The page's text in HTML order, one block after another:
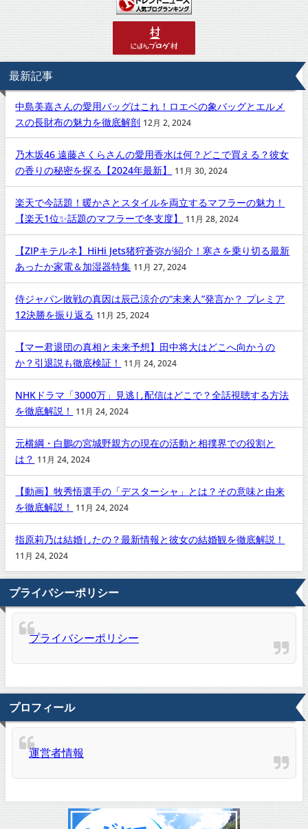
最新記事
中島美嘉さんの愛用バッグはこれ！ロエベの象バッグとエルメ
スの長財布の魅力を徹底解剖 12月 2, 2024
乃木坂46 遠藤さくらさんの愛用香水は何？どこで買える？彼女
の香りの秘密を探る【2024年最新】
11月 30, 2024
楽天で今話題！暖かさとスタイルを両立するマフラーの魅力！
【楽天1位✨話題のマフラーで冬支度】
11月 28, 2024
【ZIPキテルネ】HiHi Jets猪狩蒼弥が紹介！寒さを乗り切る最新
あったか家電＆加湿器特集 11月 27, 2024
侍ジャパン敗戦の真因は辰己涼介の“未来人”発言か？ プレミア
12決勝を振り返る 11月 25, 2024
【マー君退団の真相と未来予想】田中将大はどこへ向かうの
か？引退説も徹底検証！
11月 24, 2024
NHKドラマ「3000万」見逃し配信はどこで？全話視聴する方法
を徹底解説！
11月 24, 2024
元横綱・白鵬の宮城野親方の現在の活動と相撲界での役割と
は？ 11月 24, 2024
【動画】牧秀悟選手の「デスターシャ」とは？その意味と由来
を徹底解説！
11月 24, 2024
指原莉乃は結婚したの？最新情報と彼女の結婚観を徹底解説！
11月 24, 2024
プライバシーポリシー
プライバシーポリシー
プロフィール
運営者情報